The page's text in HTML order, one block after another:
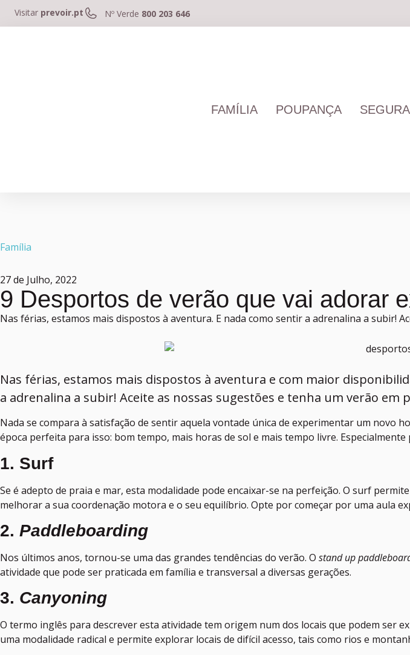
Visitar prevoir.pt Nº Verde 800 203 646
FAMÍLIA POUPANÇA
Família
27 de Julho, 2022
9 Desportos de verão que vai adorar
Nas férias, estamos mais dispostos à aventura. E nada como sentir a adrenalina a subir!
Nas férias, estamos mais dispostos à aventura e com maior
a adrenalina a subir! Aceite as nossas sugestões e tenha um verão em
Nada se compara à satisfação de sentir aquela vontade única de experimentar um novo
época perfeita para isso: bom tempo, mais horas de sol e mais tempo livre.
1. Surf
Se é adepto de praia e mar, esta modalidade pode encaixar-se na perfeição. O surf
melhorar a sua coordenação motora e o seu equilíbrio. Opte por começar por uma aula
2. Paddleboarding
Nos últimos anos, tornou-se uma das grandes tendências do verão. O stand up
atividade que pode ser praticada em família e transversal a diversas gerações.
3. Canyoning
O termo inglês para descrever esta atividade tem origem num dos locais que podem ser
uma modalidade radical e permite explorar locais de difícil acesso, tais como rios e